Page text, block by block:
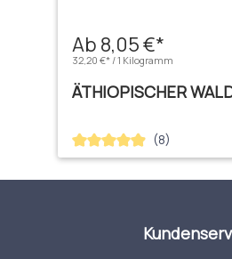
Ab 8,05 €*
32,20 €* / 1 Kilogramm
ÄTHIOPISCHER
Durchschnittliche
(8)